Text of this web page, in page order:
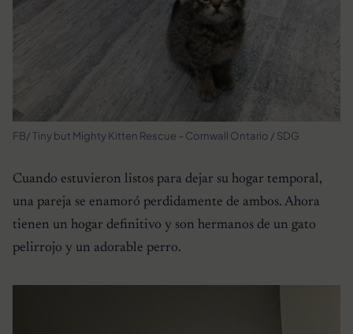
FB/ Tiny but Mighty Kitten Rescue – Cornwall Ontario / SDG
Cuando estuvieron listos para dejar su hogar temporal,
una pareja se enamoró perdidamente de ambos. Ahora
tienen un hogar definitivo y son hermanos de un gato
pelirrojo y un adorable perro.